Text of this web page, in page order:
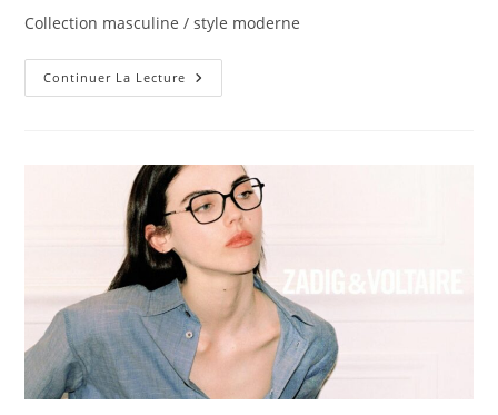
Collection masculine / style moderne
Continuer La Lecture